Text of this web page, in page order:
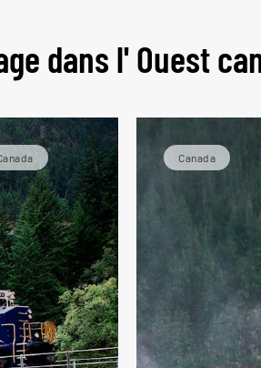
dans l' Ouest
Canada